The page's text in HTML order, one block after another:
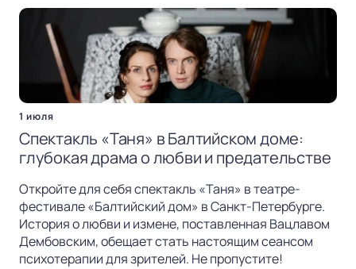
1 июля
Спектакль «Таня» в Балтийском доме:
глубокая драма о любви и предательстве
Откройте для себя спектакль «Таня» в театре-
фестивале «Балтийский дом» в Санкт-Петербурге.
История о любви и измене, поставленная Вацлавом
Дембовским, обещает стать настоящим сеансом
психотерапии для зрителей. Не пропустите!